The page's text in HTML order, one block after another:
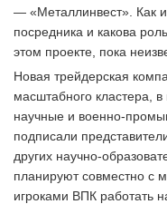
— «Металлинвест». Как
посредника и какова
этом проекте, пока
Новая трейдерская
масштабного кластера,
научные и военно-
подписали
других научно-
планируют совместно с
игроками ВПК работать